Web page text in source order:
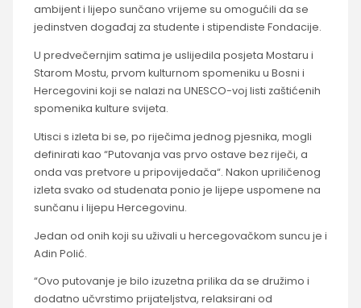
ambijent i lijepo sunčano vrijeme su omogućili da se
jedinstven događaj za studente i stipendiste Fondacije.
U predvečernjim satima je uslijedila posjeta Mostaru i
Starom Mostu, prvom kulturnom spomeniku u Bosni i
Hercegovini koji se nalazi na UNESCO-voj listi zaštićenih
spomenika kulture svijeta.
Utisci s izleta bi se, po riječima jednog pjesnika, mogli
definirati kao “Putovanja vas prvo ostave bez riječi, a
onda vas pretvore u pripovijedača“. Nakon upriličenog
izleta svako od studenata ponio je lijepe uspomene na
sunčanu i lijepu Hercegovinu.
Jedan od onih koji su uživali u hercegovačkom suncu je i
Adin Polić.
“Ovo putovanje je bilo izuzetna prilika da se družimo i
dodatno učvrstimo prijateljstva, relaksirani od